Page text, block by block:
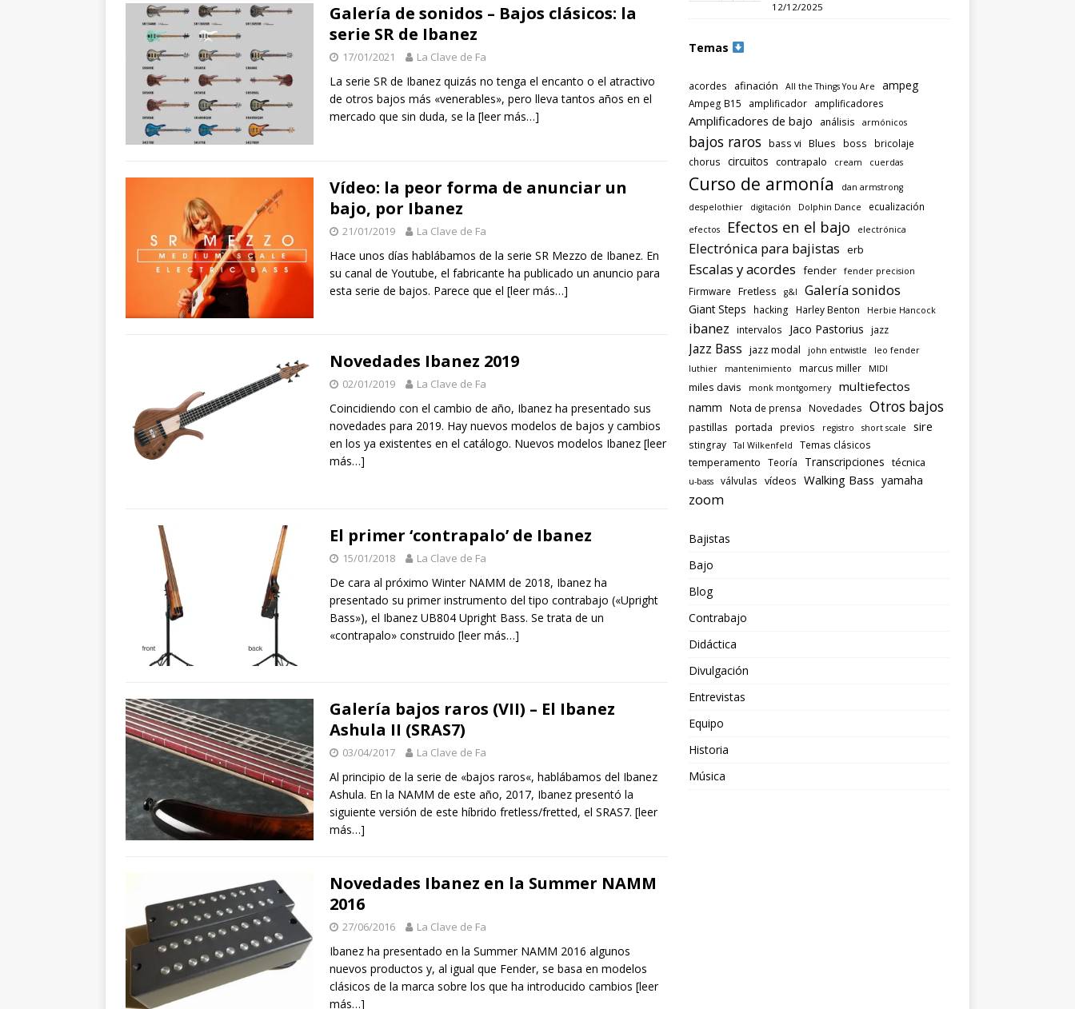
Galería de sonidos – Bajos clásicos: la
serie SR de Ibanez
17/01/2021 La Clave de Fa
La serie SR de Ibanez quizás no tenga el encanto o el atractivo
de otros bajos más «venerables», pero lleva tantos años en el
mercado que sin duda, se la [leer más…]
Vídeo: la peor forma de anunciar un
bajo, por Ibanez
21/01/2019 La Clave de Fa
Hace unos días hablábamos de la serie SR Mezzo de Ibanez. En
su canal de Youtube, el fabricante ha publicado un anuncio para
esta serie de bajos. Parece que el [leer más…]
Novedades Ibanez 2019
02/01/2019 La Clave de Fa
Coincidiendo con el cambio de año, Ibanez ha presentado sus
novedades para 2019. Hay nuevos modelos de bajos y cambios
en los ya existentes en el catálogo. Nuevos modelos Ibanez [leer
más…]
El primer ‘contrapalo’ de Ibanez
15/01/2018 La Clave de Fa
De cara al próximo Winter NAMM de 2018, Ibanez ha
presentado su primer instrumento del tipo contrabajo («Upright
Bass»), el Ibanez UB804 Upright Bass. Se trata de un
«contrapalo» construido [leer más…]
Galería bajos raros (VII) – El Ibanez
Ashula II (SRAS7)
03/04/2017 La Clave de Fa
Al principio de la serie de «bajos raros«, hablábamos del Ibanez
Ashula. En la NAMM de este año, 2017, Ibanez presentó la
siguiente versión de este híbrido fretless/fretted, el SRAS7. [leer
más…]
Novedades Ibanez en la Summer NAMM
2016
27/06/2016 La Clave de Fa
Ibanez ha presentado en la Summer NAMM 2016 algunos
nuevos productos y, al igual que Fender, se basa en modelos
clásicos de la marca sobre los que ha introducido cambios [leer
más…]
12/12/2025
Temas
acordes afinación All the Things You Are ampeg
Ampeg B15 amplificador amplificadores
Amplificadores de bajo análisis armónicos
bajos raros bass vi Blues boss
bricolaje
chorus
circuitos contrapalo cream cuerdas
Curso de armonía
dan armstrong
despelothier
digitación Dolphin Dance ecualización
efectos Efectos en el bajo electrónica
Electrónica para bajistas erb
Escalas y acordes fender fender precision
Firmware Fretless g&l Galería sonidos
Giant Steps hacking Harley Benton Herbie Hancock
ibanez intervalos Jaco Pastorius jazz
Jazz Bass jazz modal john entwistle
leo fender
luthier
mantenimiento marcus miller MIDI
miles davis monk montgomery multiefectos
namm Nota de prensa Novedades Otros bajos
pastillas portada previos registro short scale sire
stingray Tal Wilkenfeld Temas clásicos
temperamento Teoría Transcripciones técnica
u-bass válvulas vídeos Walking Bass yamaha
zoom
Bajistas
Bajo
Blog
Contrabajo
Didáctica
Divulgación
Entrevistas
Equipo
Historia
Música